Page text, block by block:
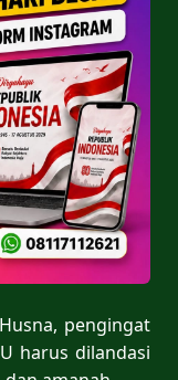
pengingat
harus dilandasi